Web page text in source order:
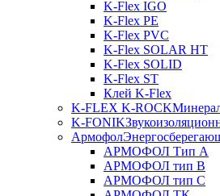
K-Flex IGO
K-Flex PE
K-Flex PVC
K-Flex SOLAR HT
K-Flex SOLID
K-Flex ST
Клей K-Flex
K-FLEX K-ROCK
K-FONIK
Армофол
АРМОФОЛ Тип А
АРМОФОЛ тип В
АРМОФОЛ тип C